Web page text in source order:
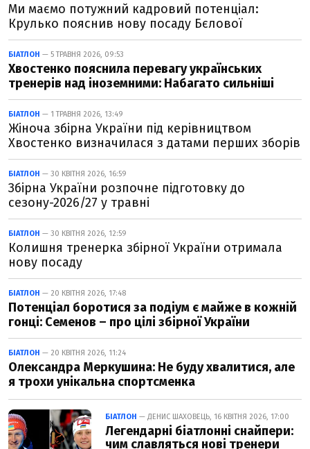
Ми маємо потужний кадровий потенціал:
Крулько пояснив нову посаду Бєлової
БІАТЛОН — 5 ТРАВНЯ 2026, 09:53
Хвостенко пояснила перевагу українських
тренерів над іноземними: Набагато сильніші
БІАТЛОН — 1 ТРАВНЯ 2026, 13:49
Жіноча збірна України під керівництвом
Хвостенко визначилася з датами перших зборів
БІАТЛОН — 30 КВІТНЯ 2026, 16:59
Збірна України розпочне підготовку до
сезону-2026/27 у травні
БІАТЛОН — 30 КВІТНЯ 2026, 12:59
Колишня тренерка збірної України отримала
нову посаду
БІАТЛОН — 20 КВІТНЯ 2026, 17:48
Потенціал боротися за подіум є майже в кожній
гонці: Семенов – про цілі збірної України
БІАТЛОН — 20 КВІТНЯ 2026, 11:24
Олександра Меркушина: Не буду хвалитися, але
я трохи унікальна спортсменка
БІАТЛОН — ДЕНИС ШАХОВЕЦЬ, 16 КВІТНЯ 2026, 17:00
Легендарні біатлонні снайпери:
чим славляться нові тренери